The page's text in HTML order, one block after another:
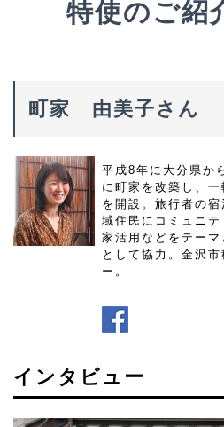
特使のご紹
町家 由美子さん
平成8年に大分県か
に町家を改築し、
を開設。旅行者の
域住民にコミュニ
家活用などをテー
として協力。金沢
ー。
インタビュー